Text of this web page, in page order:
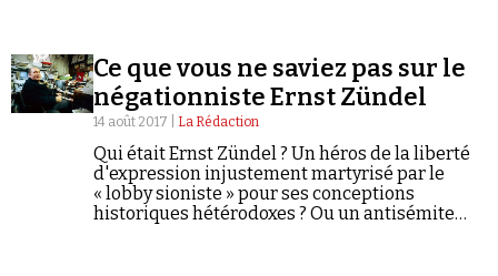
Ce que vous ne saviez pas sur le
négationniste Ernst Zündel
14 août 2017 | La Rédaction
Qui était Ernst Zündel ? Un héros de la liberté
d'expression injustement martyrisé par le
« lobby sioniste » pour ses conceptions
historiques hétérodoxes ? Ou un antisémite